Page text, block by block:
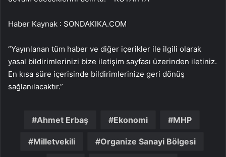
Haber Kaynak : SONDAKIKA.COM
“Yayınlanan tüm haber ve diğer içerikler ile ilgili olarak
yasal bildirimlerinizi bize iletişim sayfası üzerinden iletiniz.
En kısa süre içerisinde bildirimlerinize geri dönüş
sağlanılacaktır.”
Ahmet Erbaş Ekonomi MHP
Milletvekili Organize Sanayi Bölgesi